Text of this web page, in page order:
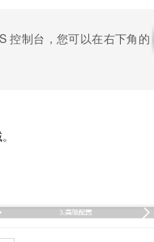
控制台，您可以在右下角的